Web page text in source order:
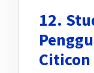
12.
Citicon